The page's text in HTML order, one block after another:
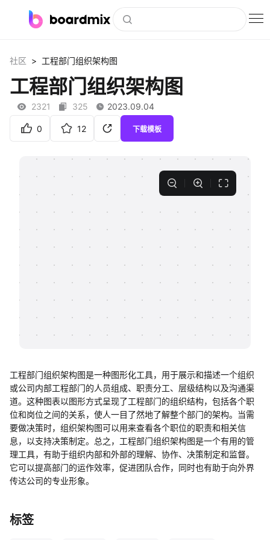
社区资源
下载
社区 > 工程部门组织架构图
工程部门组织架构图
2321 325 2023.09.04
0 12 下载模板
工程部门组织架构图是一种图形化工具，用于展示和描述一个组织
或公司内部工程部门的人员组成、职责分工、层级结构以及沟通渠
道。这种图表以图形方式呈现了工程部门的组织结构，包括各个职
位和岗位之间的关系，使人一目了然地了解整个部门的架构。当需
要做决策时，组织架构图可以用来查看各个职位的职责和相关信
息，以支持决策制定。总之，工程部门组织架构图是一个有用的管
理工具，有助于组织内部和外部的理解、协作、决策制定和监督。
它可以提高部门的运作效率，促进团队合作，同时也有助于向外界
传达公司的专业形象。
标签